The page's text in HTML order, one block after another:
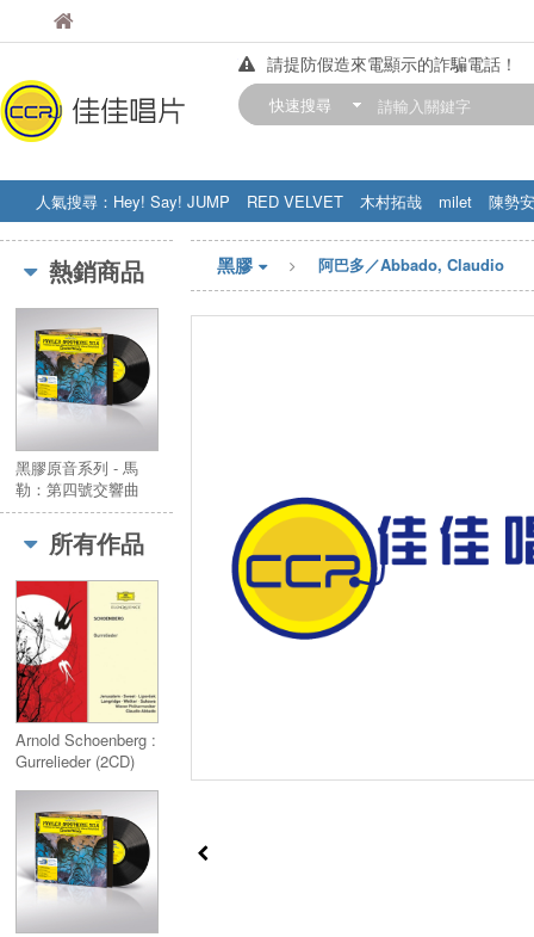
佳佳唱片
請提防假造來電顯示的詐騙電話！
【中華門市營業時間調整公告】
快速搜尋
人氣搜尋： Hey! Say! JUMP RED VELVET 木村拓哉 milet
陳勢安
STRAY KIDS
盧廣仲 周杰伦
熱銷商品
黑膠原音系列 - 馬
勒：第四號交響曲
(LP)／Original
Source - Mahler :
Symphony No. 4
(LP)
所有作品
Arnold Schoenberg :
Gurrelieder (2CD)
黑膠 阿巴多／Abbado, Claudio